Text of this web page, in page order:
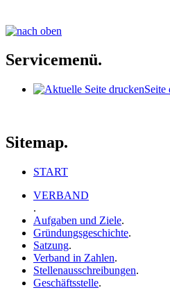
Servicemenü.
Seite
Sitemap.
START
VERBAND
.
Aufgaben und Ziele.
Gründungsgeschichte.
Satzung.
Verband in Zahlen.
Stellenausschreibungen.
Geschäftsstelle.